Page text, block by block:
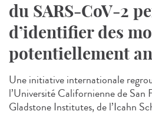
du SARS-CoV-2
d’identifier des
potentiellement
Une initiative internationale
l’Université Californienne de San
Gladstone Institutes, de l’Icahn